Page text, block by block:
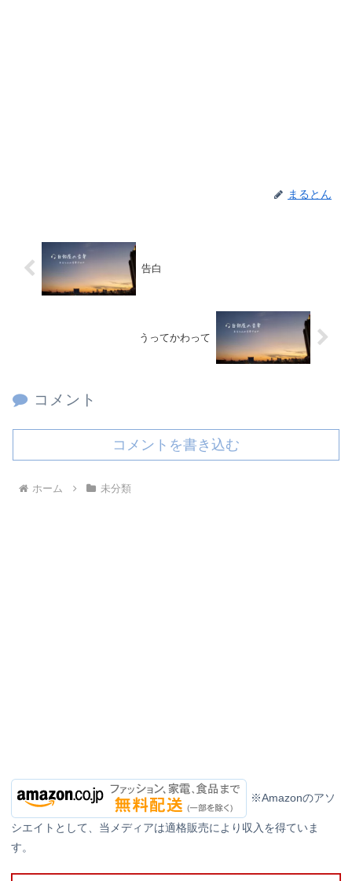
まるとん
告白
うってかわって
コメント
コメントを書き込む
ホーム 未分類
※Amazonのアソ
シエイトとして、当メディアは適格販売により収入を得ていま
す。